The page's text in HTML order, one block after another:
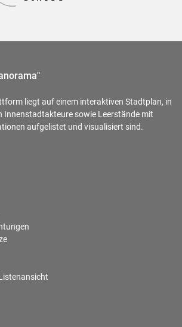
liegt auf einem interaktiven Stadtplan, in
Innenstadtakteure sowie Leerstände mit
aufgelistet und visualisiert sind.